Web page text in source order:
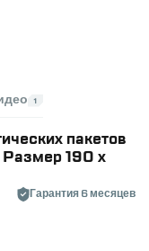
1
пакетов
Размер 190 х
Гарантия 6 месяцев